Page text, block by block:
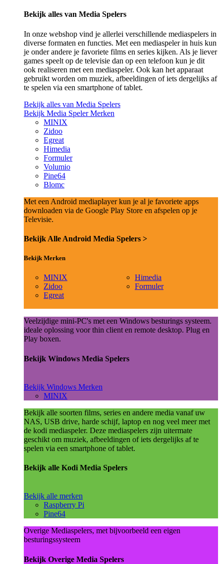
Bekijk alles van Media Spelers
In onze webshop vind je allerlei verschillende mediaspelers in
diverse formaten en functies. Met een mediaspeler in huis kun
je onder andere je favoriete films en series kijken. Als je liever
games speelt op de televisie dan op een telefoon kun je dit
ook realiseren met een mediaspeler. Ook kan het apparaat
gebruikt worden om muziek, afbeeldingen of iets dergelijks af
te spelen via een smartphone of tablet.
Bekijk alles van Media Spelers
Bekijk Media Speler Merken
MINIX
Zidoo
Egreat
Himedia
Formuler
Volumio
Pine64
Blomc
Met een Android mediaplayer kun je al je favoriete apps
downloaden via de Google Play Store en afspelen op je
Televisie.
Bekijk Alle Android Media Spelers >
Bekijk Merken
MINIX
Zidoo
Egreat
Himedia
Formuler
Veelzijdige mini-PC's met een Windows besturings systeem.
ideale oplossing voor thin client en remote desktop. Plug en
Play boxen.
Bekijk Windows Media Spelers
Bekijk Windows Merken
MINIX
Bekijk alle soorten films, series en andere media vanaf uw
NAS, USB drive, harde schijf, laptop en nog veel meer met
de kodi mediaspeler. Deze mediaspelers zijn uitermate
geschikt om muziek, afbeeldingen of iets dergelijks af te
spelen via een smartphone of tablet.
Bekijk alle Kodi Media Spelers
Bekijk alle merken
Raspberry Pi
Pine64
Overige Mediaspelers, met bijvoorbeeld een eigen
besturingssysteem
Bekijk Overige Media Spelers